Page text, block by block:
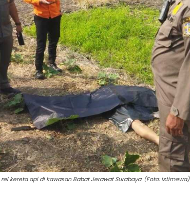
kereta api di kawasan Babat Jerawat Surabaya. (Foto: istimewa)